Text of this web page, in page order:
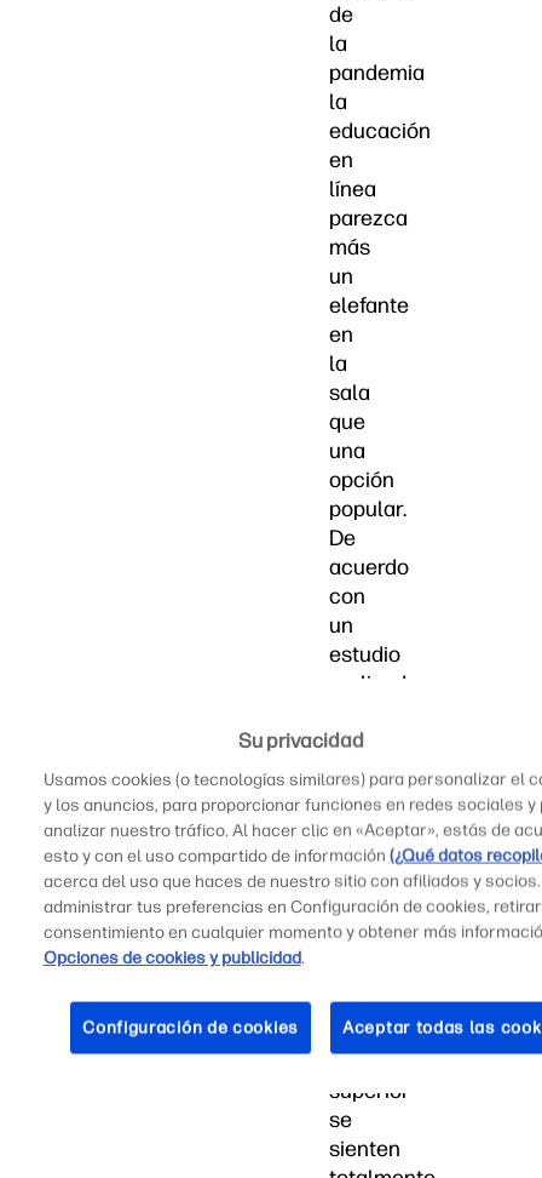
de
la
pandemia
la
educación
en
línea
parezca
más
un
elefante
en
la
sala
que
una
opción
popular.
De
acuerdo
con
un
estudio
realizado
2021
por
EY
Parthenon,
sólo
el
6%
de
estudiantes
de
educación
superior
se
sienten
Su privacidad
Usamos cookies (o tecnologías similares) para personalizar el
y los anuncios, para proporcionar funciones en redes sociales y
analizar nuestro tráfico. Al hacer clic en «Aceptar», estás de
esto y con el uso compartido de información (¿Qué datos
acerca del uso que haces de nuestro sitio con afiliados y
administrar tus preferencias en Configuración de cookies,
consentimiento en cualquier momento y obtener más
Opciones de cookies y publicidad.
Configuración de cookies Aceptar todas las